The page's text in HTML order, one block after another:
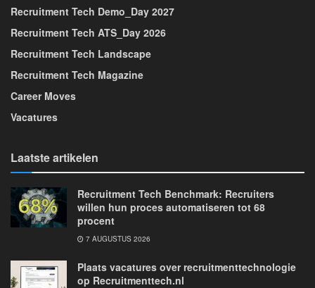
Recruitment Tech Demo_Day 2027
Recruitment Tech ATS_Day 2026
Recruitment Tech Landscape
Recruitment Tech Magazine
Career Moves
Vacatures
Laatste artikelen
Recruitment Tech Benchmark: Recruiters
willen hun proces automatiseren tot 68
procent
7 AUGUSTUS 2026
Plaats vacatures over recruitmenttechnologie
op Recruitmenttech.nl